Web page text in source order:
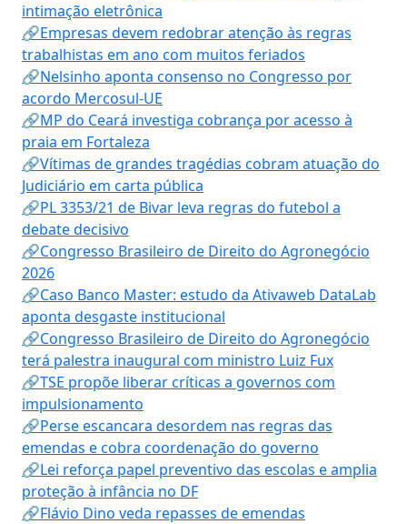
intimação eletrônica
🔗Empresas devem redobrar atenção às regras
trabalhistas em ano com muitos feriados
🔗Nelsinho aponta consenso no Congresso por
acordo Mercosul-UE
🔗MP do Ceará investiga cobrança por acesso à
praia em Fortaleza
🔗Vítimas de grandes tragédias cobram atuação do
Judiciário em carta pública
🔗PL 3353/21 de Bivar leva regras do futebol a
debate decisivo
🔗Congresso Brasileiro de Direito do Agronegócio
2026
🔗Caso Banco Master: estudo da Ativaweb DataLab
aponta desgaste institucional
🔗Congresso Brasileiro de Direito do Agronegócio
terá palestra inaugural com ministro Luiz Fux
🔗TSE propõe liberar críticas a governos com
impulsionamento
🔗Perse escancara desordem nas regras das
emendas e cobra coordenação do governo
🔗Lei reforça papel preventivo das escolas e amplia
proteção à infância no DF
🔗Flávio Dino veda repasses de emendas